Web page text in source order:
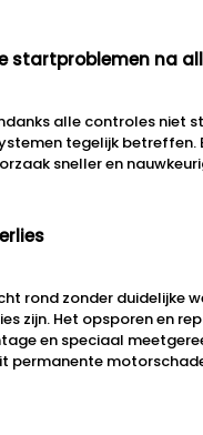
startproblemen na
alle controles niet
tegelijk betreffen.
sneller en
rond zonder duidelijke
zijn. Het opsporen en
en speciaal
permanente